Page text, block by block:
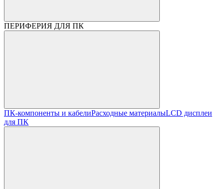
ПЕРИФЕРИЯ ДЛЯ ПК
ПК-компоненты и кабелиРасходные материалыLCD дисплеи
для ПК